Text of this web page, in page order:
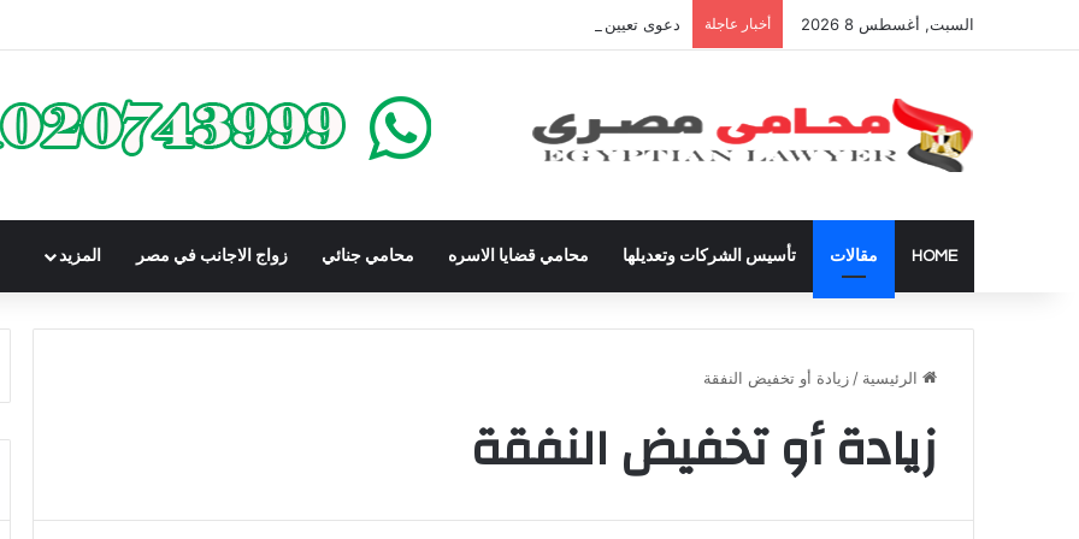
السبت, أغسطس 8 2026 أخبار عاجلة دعوى تعيين قيم على المحكوم عليه بعقوبة سالبة للحرية | الشروط والصيغة القانونية
HOME مقالات تأسيس الشركات وتعديلها محامي قضايا الاسره محامي جنائي زواج الاجانب في مصر المزيد
الرئيسية / زيادة أو تخفيض النفقة
زيادة أو تخفيض النفقة